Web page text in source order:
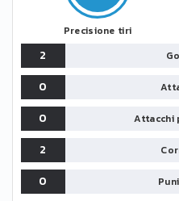
Precisione tiri
2
0
0
Attacchi
2
0